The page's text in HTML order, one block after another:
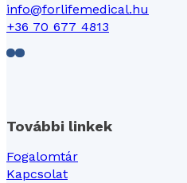
info@forlifemedical.hu
+36 70 677 4813
Follow us on Facebook
Follow us on LinkedIn
További linkek
Fogalomtár
Kapcsolat